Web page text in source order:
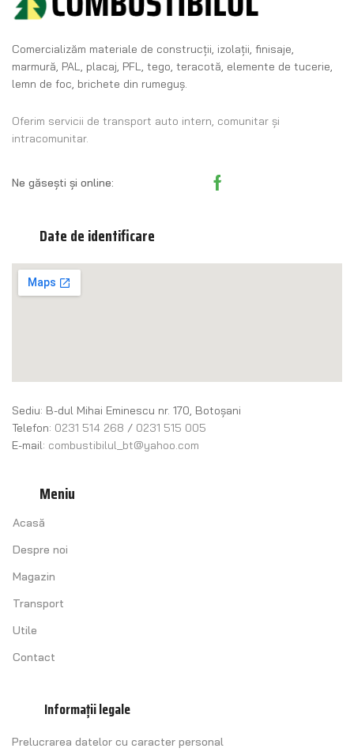
Comercializăm materiale de construcţii, izolaţii, finisaje,
marmură, PAL, placaj, PFL, tego, teracotă, elemente de tucerie,
lemn de foc, brichete din rumeguş.
Oferim servicii de transport auto intern, comunitar și
intracomunitar.
Ne găsești și online:
Date de identificare
Sediu: B-dul Mihai Eminescu nr. 170, Botoșani
Telefon: 0231 514 268 / 0231 515 005
E-mail: combustibilul_bt@yahoo.com
Meniu
Acasă
Despre noi
Magazin
Transport
Utile
Contact
Informații legale
Prelucrarea datelor cu caracter personal